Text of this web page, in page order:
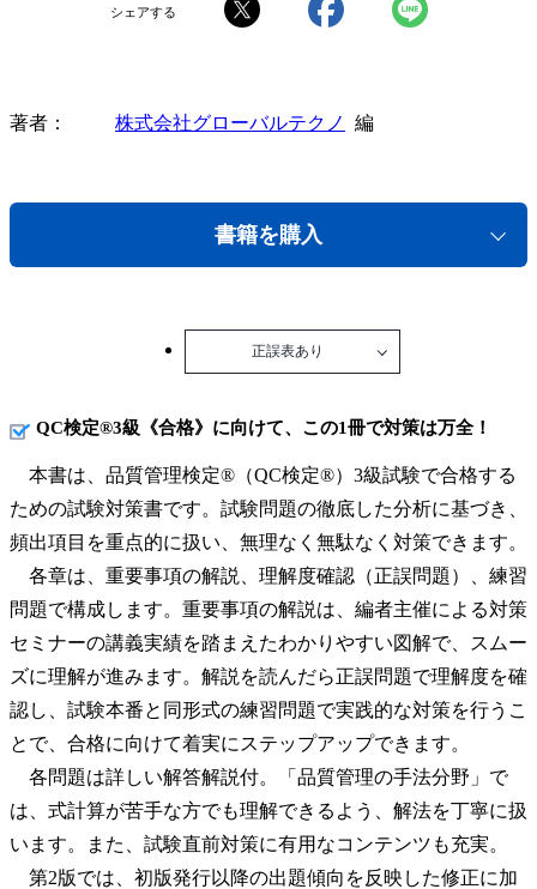
シェアする
著者 株式会社グローバルテクノ 編
書籍を購入
正誤表あり
QC検定®3級《合格》に向けて、この1冊で対策は万全！
本書は、品質管理検定®（QC検定®）3級試験で合格する
ための試験対策書です。試験問題の徹底した分析に基づき、
頻出項目を重点的に扱い、無理なく無駄なく対策できます。
各章は、重要事項の解説、理解度確認（正誤問題）、練習
問題で構成します。重要事項の解説は、編者主催による対策
セミナーの講義実績を踏まえたわかりやすい図解で、スムー
ズに理解が進みます。解説を読んだら正誤問題で理解度を確
認し、試験本番と同形式の練習問題で実践的な対策を行うこ
とで、合格に向けて着実にステップアップできます。
各問題は詳しい解答解説付。「品質管理の手法分野」で
は、式計算が苦手な方でも理解できるよう、解法を丁寧に扱
います。また、試験直前対策に有用なコンテンツも充実。
第2版では、初版発行以降の出題傾向を反映した修正に加